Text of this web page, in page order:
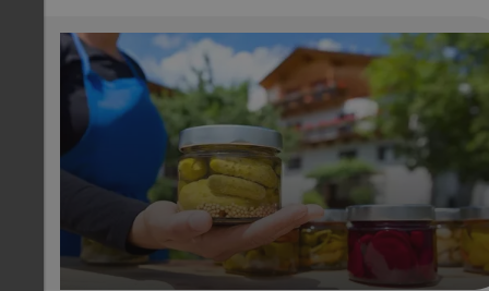
Qualitätsprodukte - Roter Hahn
Die vielfältigen Produkte von „Roter Hahn“ sind direkt
Bauernhöfen und auf Bauernmärkten erhältlich.
SBB/Roter Hahn